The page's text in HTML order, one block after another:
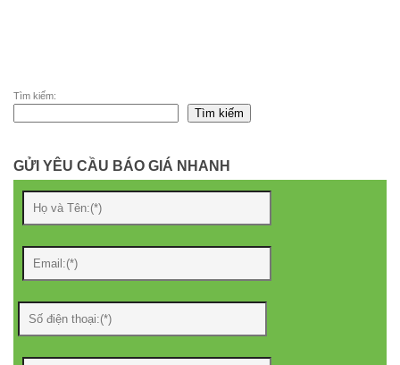
Tìm kiếm:
Tìm kiếm
GỬI YÊU CẦU BÁO GIÁ NHANH